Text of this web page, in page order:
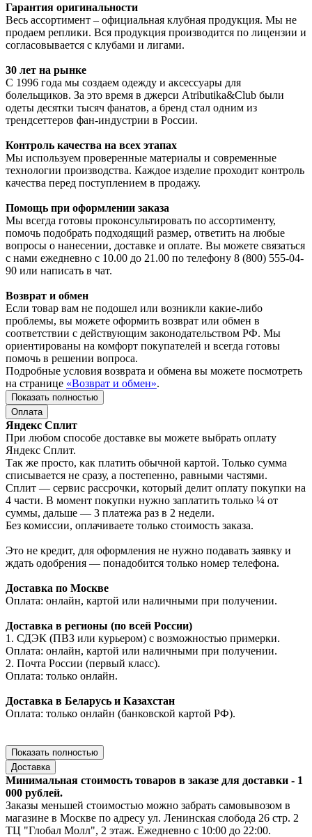
Гарантия оригинальности
Весь ассортимент – официальная клубная продукция. Мы не
продаем реплики. Вся продукция производится по лицензии и
согласовывается с клубами и лигами.
30 лет на рынке
С 1996 года мы создаем одежду и аксессуары для
болельщиков. За это время в джерси Atributika&Club были
одеты десятки тысяч фанатов, а бренд стал одним из
трендсеттеров фан-индустрии в России.
Контроль качества на всех этапах
Мы используем проверенные материалы и современные
технологии производства. Каждое изделие проходит контроль
качества перед поступлением в продажу.
Помощь при оформлении заказа
Мы всегда готовы проконсультировать по ассортименту,
помочь подобрать подходящий размер, ответить на любые
вопросы о нанесении, доставке и оплате. Вы можете связаться
с нами ежедневно с 10.00 до 21.00 по телефону 8 (800) 555-04-
90 или написать в чат.
Возврат и обмен
Если товар вам не подошел или возникли какие-либо
проблемы, вы можете оформить возврат или обмен в
соответствии с действующим законодательством РФ. Мы
ориентированы на комфорт покупателей и всегда готовы
помочь в решении вопроса.
Подробные условия возврата и обмена вы можете посмотреть
на странице «Возврат и обмен».
Показать полностью
Оплата
Яндекс Сплит
При любом способе доставке вы можете выбрать оплату
Яндекс Сплит.
Так же просто, как платить обычной картой. Только сумма
списывается не сразу, а постепенно, равными частями.
Сплит — сервис рассрочки, который делит оплату покупки на
4 части. В момент покупки нужно заплатить только ¼ от
суммы, дальше — 3 платежа раз в 2 недели.
Без комиссии, оплачиваете только стоимость заказа.
Это не кредит, для оформления не нужно подавать заявку и
ждать одобрения — понадобится только номер телефона.
Доставка по Москве
Оплата: онлайн, картой или наличными при получении.
Доставка в регионы (по всей России)
1. СДЭК (ПВЗ или курьером) с возможностью примерки.
Оплата: онлайн, картой или наличными при получении.
2. Почта России (первый класс).
Оплата: только онлайн.
Доставка в Беларусь и Казахстан
Оплата: только онлайн (банковской картой РФ).
Показать полностью
Доставка
Минимальная стоимость товаров в заказе для доставки - 1
000 рублей.
Заказы меньшей стоимостью можно забрать самовывозом в
магазине в Москве по адресу ул. Ленинская слобода 26 стр. 2
ТЦ "Глобал Молл", 2 этаж. Ежедневно с 10:00 до 22:00.